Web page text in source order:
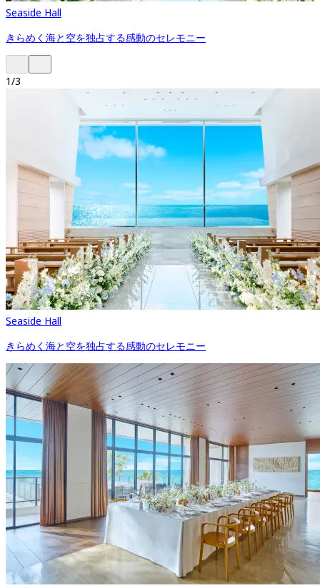
Seaside Hall
きらめく海と空を独占する感動のセレモニー
1/3
Seaside Hall
きらめく海と空を独占する感動のセレモニー